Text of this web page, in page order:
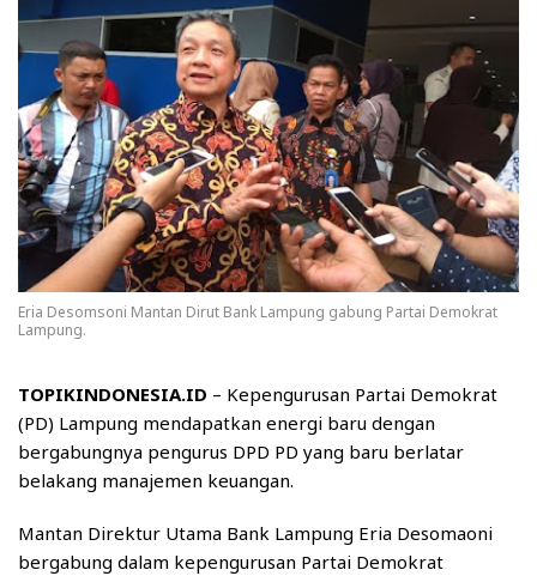
Eria Desomsoni Mantan Dirut Bank Lampung gabung Partai Demokrat
Lampung.
TOPIKINDONESIA.ID – Kepengurusan Partai Demokrat
(PD) Lampung mendapatkan energi baru dengan
bergabungnya pengurus DPD PD yang baru berlatar
belakang manajemen keuangan.
Mantan Direktur Utama Bank Lampung Eria Desomaoni
bergabung dalam kepengurusan Partai Demokrat